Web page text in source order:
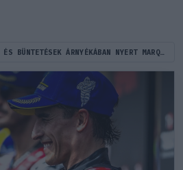
ELTILTÁS ÉS BÜNTETÉSEK ÁRNYÉKÁBAN NYERT MARQUEZ BRNÓBAN